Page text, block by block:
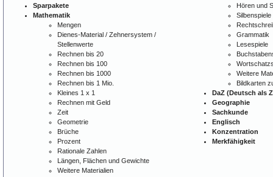
Sparpakete
Mathematik
Mengen
Dienes-Material / Zehnersystem /
Stellenwerte
Rechnen bis 20
Rechnen bis 100
Rechnen bis 1000
Rechnen bis 1 Mio.
Kleines 1 x 1
Rechnen mit Geld
Zeit
Geometrie
Brüche
Prozent
Rationale Zahlen
Längen, Flächen und Gewichte
Weitere Materialien
Hören und
Silbenspiele
Grammatik
Lesespiele
Weitere
Bildkarten
DaZ (Deutsch als
Geographie
Sachkunde
Englisch
Konzentration
Merkfähigkeit